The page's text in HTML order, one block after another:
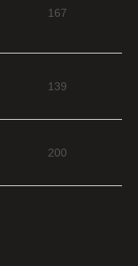
167
139
200